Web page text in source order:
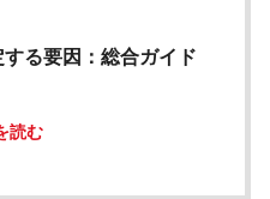
る要因：総合ガイド
読む